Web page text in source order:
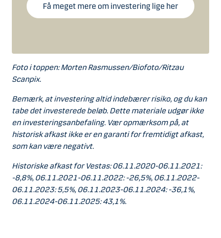
Få meget mere om investering lige her
Foto i toppen:Morten Rasmussen/Biofoto/Ritzau
Scanpix.
Bemærk, at investering altid indebærer risiko, og du kan
tabe det investerede beløb. Dette materiale udgør ikke
en investeringsanbefaling. Vær opmærksom på, at
historisk afkast ikke er en garanti for fremtidigt afkast,
som kan være negativt.
Historiske afkast for Vestas: 06.11.2020-06.11.2021:
-8,8%, 06.11.2021-06.11.2022: -26,5%, 06.11.2022-
06.11.2023: 5,5%, 06.11.2023-06.11.2024: -36,1%,
06.11.2024-06.11.2025: 43,1%.